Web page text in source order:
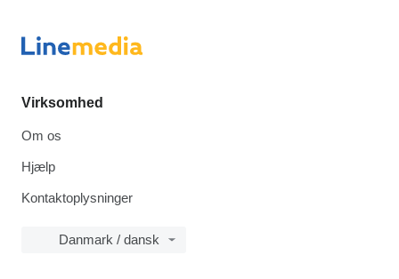
Virksomhed
Om os
Hjælp
Kontaktoplysninger
Danmark / dansk